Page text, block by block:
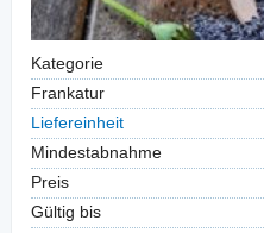
Kategorie
Frankatur
Liefereinheit
Mindestabnahme
Preis
Gültig bis